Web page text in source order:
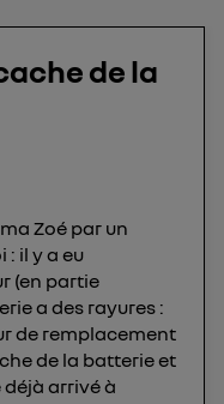
de la
Zoé par un
il y a eu
(en partie
a des rayures :
de remplacement
de la batterie et
déjà arrivé à
votre opérateur
votre numéro de
utilisant la
se verront
En général :
sera basée
ayant consentis.
sera basée
du mobile.
retirer ce
("
bas de ce site.